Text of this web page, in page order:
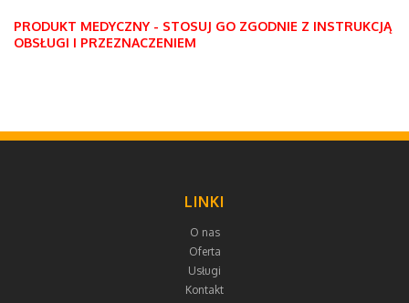
PRODUKT MEDYCZNY - STOSUJ GO ZGODNIE Z INSTRUKCJĄ
OBSŁUGI I PRZEZNACZENIEM
LINKI
O nas
Oferta
Usługi
Kontakt